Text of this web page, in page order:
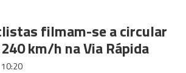
filmam-se a circular
km/h na Via Rápida
10:20